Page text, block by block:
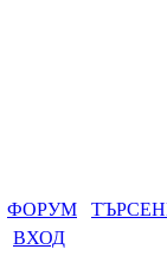
ФОРУМ
ВХОД